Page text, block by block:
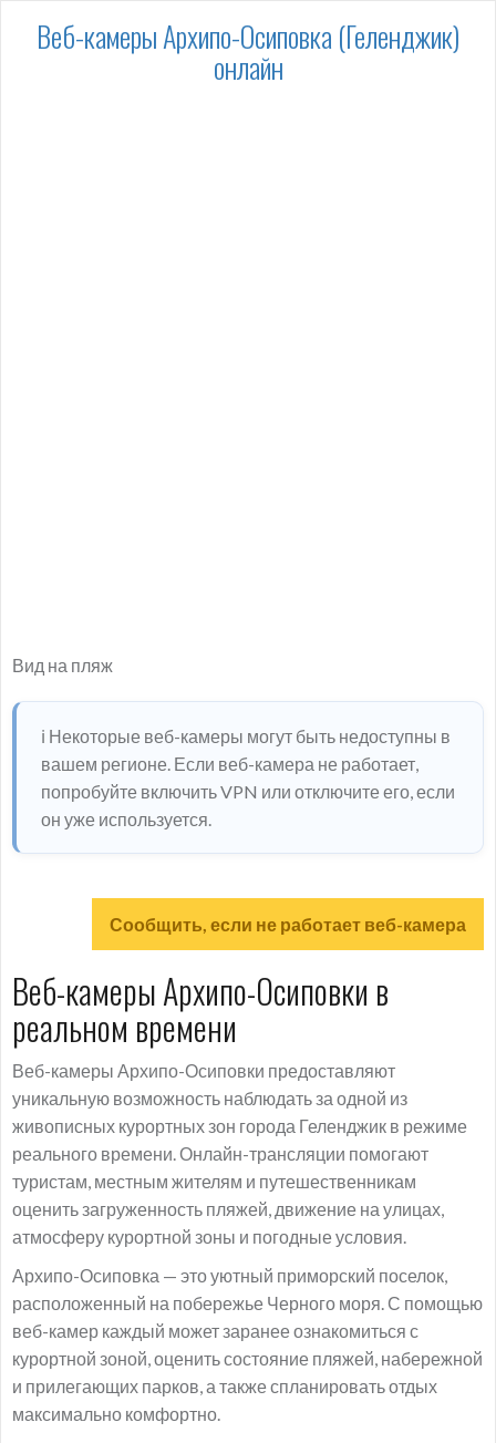
Веб-камеры Архипо-Осиповка (Геленджик)
онлайн
Вид на пляж
ℹ️ Некоторые веб-камеры могут быть недоступны в
вашем регионе. Если веб-камера не работает,
попробуйте включить VPN или отключите его, если
он уже используется.
Сообщить, если не работает веб-камера
Веб-камеры Архипо-Осиповки в
реальном времени
Веб-камеры Архипо-Осиповки предоставляют
уникальную возможность наблюдать за одной из
живописных курортных зон города Геленджик в режиме
реального времени. Онлайн-трансляции помогают
туристам, местным жителям и путешественникам
оценить загруженность пляжей, движение на улицах,
атмосферу курортной зоны и погодные условия.
Архипо-Осиповка — это уютный приморский поселок,
расположенный на побережье Черного моря. С помощью
веб-камер каждый может заранее ознакомиться с
курортной зоной, оценить состояние пляжей, набережной
и прилегающих парков, а также спланировать отдых
максимально комфортно.